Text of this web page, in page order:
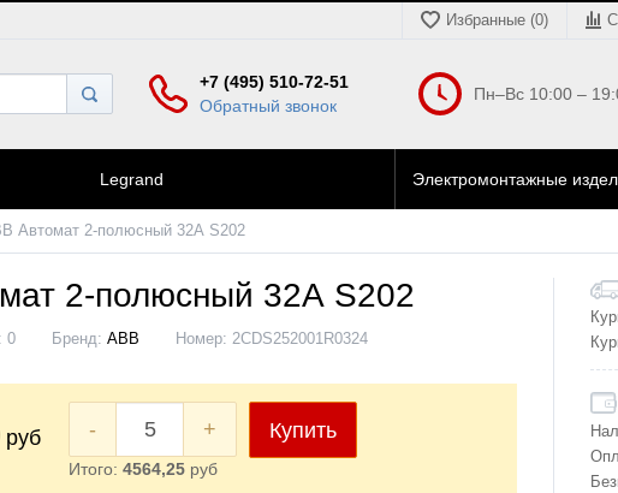
Избранные (0)
+7 (495) 510-72-51
Обратный звонок
Пн–Вс 10:00 –
Legrand Электромонтажные
Автомат 2-полюсный 32А S202
2-полюсный 32А S202
0 Бренд: ABB Номер: 2CDS252001R0324
руб - + Купить
Итого: 4564,25 руб